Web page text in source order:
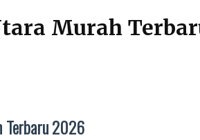
Murah
Terbaru 2026